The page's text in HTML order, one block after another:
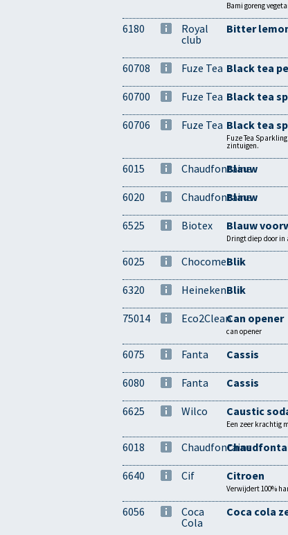
Bami goreng
6180
Royal
club
Bitter
60708 Fuze Tea Black tea
60700 Fuze Tea Black tea
60706 Fuze Tea Black tea
Fuze Tea
zintuigen.
6015 Chaudfontaine
Blauw
6020 Chaudfontaine
Blauw
6525 Biotex Blauw
Dringt diep door in
6025 ChocomelBlik
6320 HeinekenBlik
75014 Eco2CleanCan opener
can opener
6075 Fanta Cassis
6080 Fanta Cassis
6625 Wilco Caustic
Een zeer krachtig
6018 Chaudfontaine
6640 Cif Citroen
Verwijdert 100%
6056
Coca
Cola
Coca cola